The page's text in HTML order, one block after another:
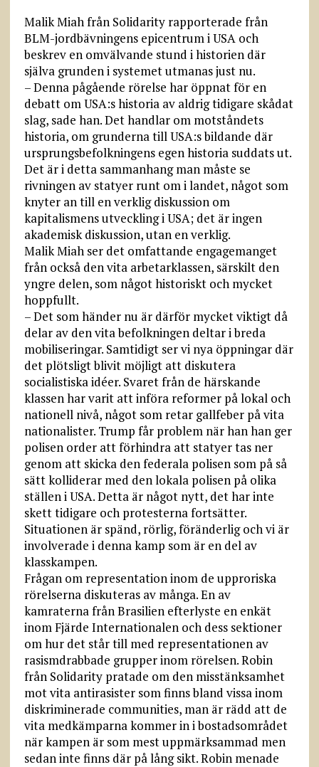
Malik Miah från Solidarity rapporterade från
BLM-jordbävningens epicentrum i USA och
beskrev en omvälvande stund i historien där
själva grunden i systemet utmanas just nu.
– Denna pågående rörelse har öppnat för en
debatt om USA:s historia av aldrig tidigare skådat
slag, sade han. Det handlar om motståndets
historia, om grunderna till USA:s bildande där
ursprungsbefolkningens egen historia suddats ut.
Det är i detta sammanhang man måste se
rivningen av statyer runt om i landet, något som
knyter an till en verklig diskussion om
kapitalismens utveckling i USA; det är ingen
akademisk diskussion, utan en verklig.
Malik Miah ser det omfattande engagemanget
från också den vita arbetarklassen, särskilt den
yngre delen, som något historiskt och mycket
hoppfullt.
– Det som händer nu är därför mycket viktigt då
delar av den vita befolkningen deltar i breda
mobiliseringar. Samtidigt ser vi nya öppningar där
det plötsligt blivit möjligt att diskutera
socialistiska idéer. Svaret från de härskande
klassen har varit att införa reformer på lokal och
nationell nivå, något som retar gallfeber på vita
nationalister. Trump får problem när han han ger
polisen order att förhindra att statyer tas ner
genom att skicka den federala polisen som på så
sätt kolliderar med den lokala polisen på olika
ställen i USA. Detta är något nytt, det har inte
skett tidigare och protesterna fortsätter.
Situationen är spänd, rörlig, föränderlig och vi är
involverade i denna kamp som är en del av
klasskampen.
Frågan om representation inom de upproriska
rörelserna diskuteras av många. En av
kamraterna från Brasilien efterlyste en enkät
inom Fjärde Internationalen och dess sektioner
om hur det står till med representationen av
rasismdrabbade grupper inom rörelsen. Robin
från Solidarity pratade om den misstänksamhet
mot vita antirasister som finns bland vissa inom
diskriminerade communities, man är rädd att de
vita medkämparna kommer in i bostadsområdet
när kampen är som mest uppmärksammad men
sedan inte finns där på lång sikt. Robin menade